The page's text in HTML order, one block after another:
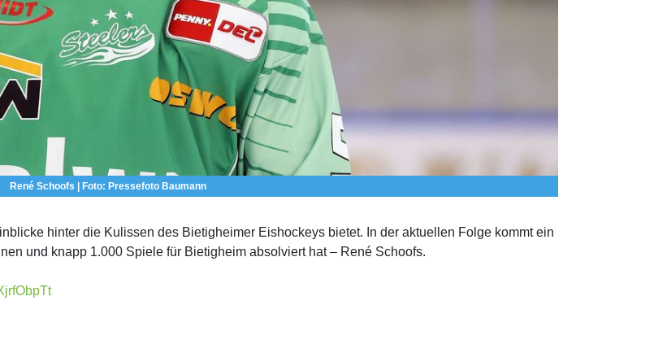
René Schoofs | Foto: Pressefoto Baumann
hinter die Kulissen des Bietigheimer Eishockeys bietet. In der aktuellen Folge kommt ein
und knapp 1.000 Spiele für Bietigheim absolviert hat – René Schoofs.